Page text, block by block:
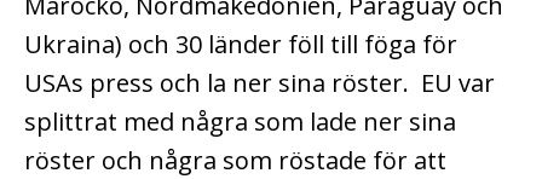
Ukraina) och 30 länder föll till föga för
USAs press och la ner sina röster. EU var
splittrat med några som lade ner sina
röster och några som röstade för att